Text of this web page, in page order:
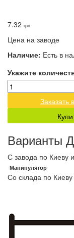
7.32 грн.
Цена на заводе
Наличие: Eсть в
Укажите
Заказать
Варианты
С завода по Киеву
Манипулятор
Со склада по